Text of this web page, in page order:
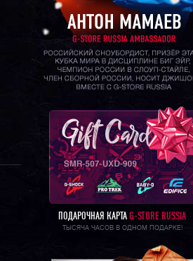
ПОДАРОЧНАЯ КАРТА G-STORE RUSSIA
ТЫСЯЧА ЧАСОВ В ОДНОМ ПОДАРКЕ!